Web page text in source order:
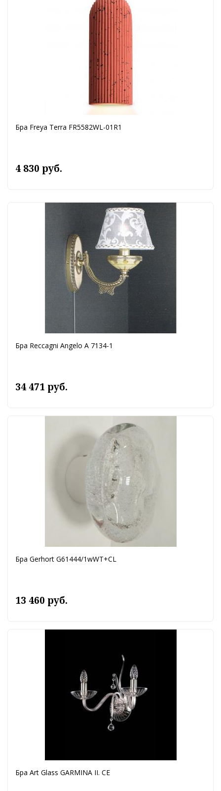
Бра Freya Terra FR5582WL-01R1
4 830 руб.
Бра Reccagni Angelo A 7134-1
34 471 руб.
Бра Gerhort G61444/1wWT+CL
13 460 руб.
Бра Art Glass GARMINA II. CE